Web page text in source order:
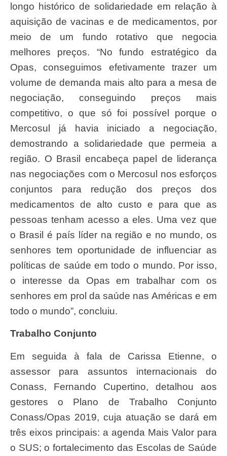
longo histórico de solidariedade em relação à
aquisição de vacinas e de medicamentos, por
meio de um fundo rotativo que negocia
melhores preços. “No fundo estratégico da
Opas, conseguimos efetivamente trazer um
volume de demanda mais alto para a mesa de
negociação, conseguindo preços mais
competitivo, o que só foi possível porque o
Mercosul já havia iniciado a negociação,
demostrando a solidariedade que permeia a
região. O Brasil encabeça papel de liderança
nas negociações com o Mercosul nos esforços
conjuntos para redução dos preços dos
medicamentos de alto custo e para que as
pessoas tenham acesso a eles. Uma vez que
o Brasil é país líder na região e no mundo, os
senhores tem oportunidade de influenciar as
políticas de saúde em todo o mundo. Por isso,
o interesse da Opas em trabalhar com os
senhores em prol da saúde nas Américas e em
todo o mundo”, concluiu.
Trabalho Conjunto
Em seguida à fala de Carissa Etienne, o
assessor para assuntos internacionais do
Conass, Fernando Cupertino, detalhou aos
gestores o Plano de Trabalho Conjunto
Conass/Opas 2019, cuja atuação se dará em
três eixos principais: a agenda Mais Valor para
o SUS; o fortalecimento das Escolas de Saúde